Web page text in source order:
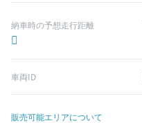
納車時の予想走行距離
車両ID
販売可能エリアについて